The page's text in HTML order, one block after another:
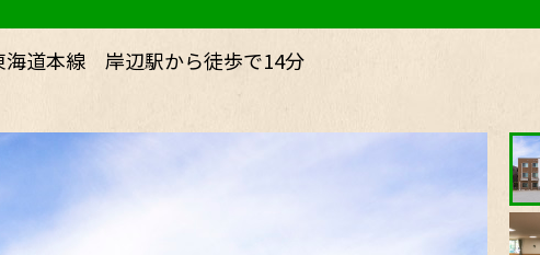
サポーターズブログ
特選コラム
は？
海道本線 岸辺駅から徒歩で14分